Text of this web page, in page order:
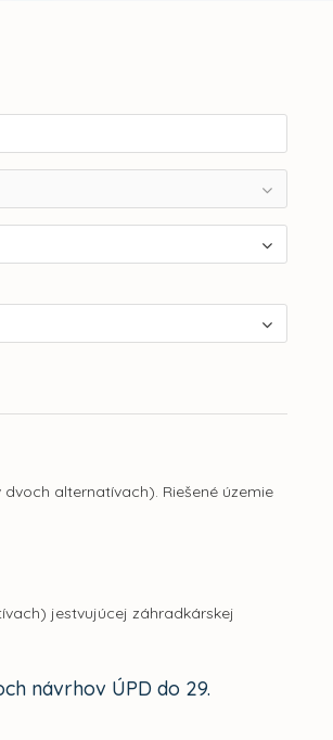
alternatívach). Riešené územie
jestvujúcej záhradkárskej
návrhov ÚPD do 29.